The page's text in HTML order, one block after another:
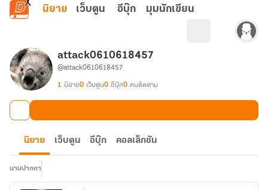
ข้ามไปยังเนื้อหาหลัก
นิยาย เว็บตูน อีบุ๊ก มุมนักเขียน
attack0610618457
@attack0610618457
1 นิยาย0 เว็บตูน0 อีบุ๊ก0 คนติดตาม
นิยาย เว็บตูน อีบุ๊ก คอลเล็กชัน
นามปากกา